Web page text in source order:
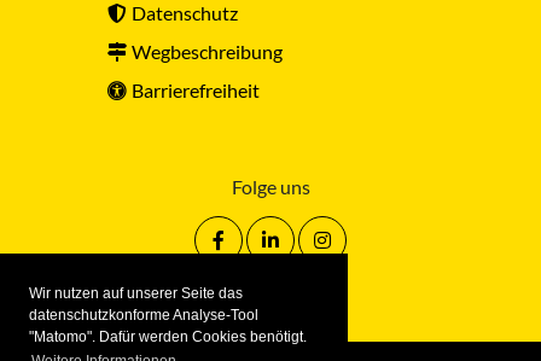
Wir nutzen auf unserer Seite das
datenschutzkonforme Analyse-Tool
"Matomo". Dafür werden Cookies benötigt.
Datenschutz
Wegbeschreibung
Barrierefreiheit
Folge uns